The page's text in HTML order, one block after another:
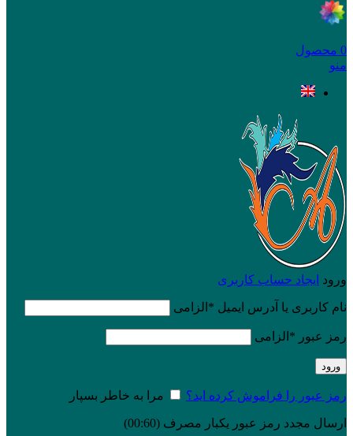
0 محصول
منو
ورود ایجاد حساب کاربری
نام کاربری یا آدرس ایمیل * الزامی
رمز عبور * الزامی
ورود
رمز عبور را فراموش کرده اید؟ مرا به خاطر بسپار
ارسال مجدد رمز عبور یکبار مصرف (00:
60
)